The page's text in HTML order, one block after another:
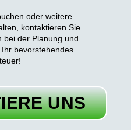
oder weitere
kontaktieren Sie
bei der Planung und
bevorstehendes
UNS